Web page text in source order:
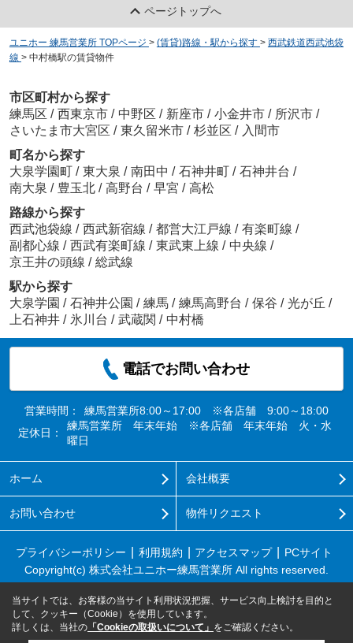
ページトップへ
ユニホー 練馬営業所 TOPページ > (賃貸)路線・駅から探す > 西武鉄道西武池袋
線 > 中村橋駅の賃貸物件
市区町村から探す
練馬区 / 西東京市 / 中野区 / 新座市 / 小金井市 / 所沢市 /
さいたま市大宮区 / 東久留米市 / 杉並区 / 入間市
町名から探す
大泉学園町 / 東大泉 / 南田中 / 石神井町 / 石神井台 /
南大泉 / 豊玉北 / 高野台 / 早宮 / 高松
路線から探す
西武池袋線 / 西武新宿線 / 都営大江戸線 / 有楽町線 /
副都心線 / 西武有楽町線 / 東武東上線 / 中央線 /
京王井の頭線 / 総武線
駅から探す
大泉学園 / 石神井公園 / 練馬 / 練馬高野台 / 保谷 / 光が丘 /
上石神井 / 氷川台 / 武蔵関 / 中村橋
電話でお問い合わせ
営業時間：
練馬営業所8:00～17:00 ※各店舗 9:00～18:00
定休日：
練馬営業所 年末年始 ※各店舗 年末年始 火・水
曜日
ホーム 会社概要
お問い合わせ 物件リクエスト
プライバシーポリシー 利用規約 アクセスマップ
PCサイト
Copyright(c) 株式会社ユニホー練馬営業所 All rights reserved.
当サイトでは、お客様の当サイト利用状況把握、サービス向上検討を目的と
して、クッキー（Cookie）を使用しています。
詳しくは、当社の 「Cookieの取扱いについて」 をご確認ください。